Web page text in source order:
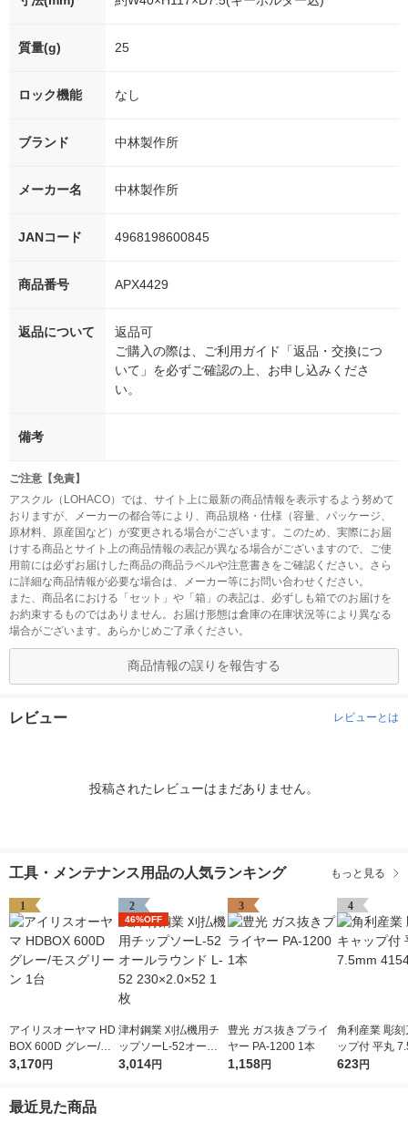
質量(g) 25
ロック機能 なし
ブランド 中林製作所
メーカー名 中林製作所
JANコード 4968198600845
商品番号 APX4429
返品について
返品可
ご購入の際は、ご利用ガイド「返品・交換につ
いて」を必ずご確認の上、お申し込みくださ
い。
備考
ご注意【免責】
アスクル（LOHACO）では、サイト上に最新の商品情報を表示するよう努めて
おりますが、メーカーの都合等により、商品規格・仕様（容量、パッケージ、
原材料、原産国など）が変更される場合がございます。このため、実際にお届
けする商品とサイト上の商品情報の表記が異なる場合がございますので、ご使
用前には必ずお届けした商品の商品ラベルや注意書きをご確認ください。さら
に詳細な商品情報が必要な場合は、メーカー等にお問い合わせください。
また、商品名における「セット」や「箱」の表記は、必ずしも箱でのお届けを
お約束するものではありません。お届け形態は倉庫の在庫状況等により異なる
場合がございます。あらかじめご了承ください。
商品情報の誤りを報告する
レビュー レビューとは
投稿されたレビューはまだありません。
工具・メンテナンス用品の人気ランキング もっと見る
1
アイリスオーヤマ HD
BOX 600D グレー/モ
スグリーン 1台
3,170円
2
46%OFF
津村鋼業 刈払機用チ
ップソーL-52オール
ラウンド L-52 230×2.
3,014円
3
豊光 ガス抜きプライ
ヤー PA-1200 1本
1,158円
4
角利産業 彫刻
ップ付 平丸
541 1個
623円
最近見た商品